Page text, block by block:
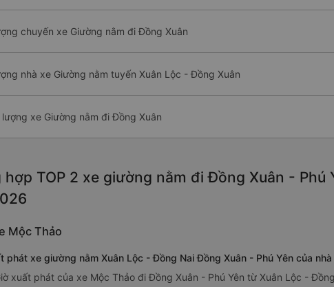
chuyến xe Giường nằm đi Đồng Xuân
nhà xe Giường nằm tuyến Xuân Lộc - Đồng Xuân
lượng xe Giường nằm đi Đồng Xuân
hợp TOP 2 xe giường nằm đi Đồng Xuân -
Mộc Thảo
phát xe giường nằm Xuân Lộc - Đồng Nai Đồng Xuân - Phú Yên của
xuất phát của xe Mộc Thảo đi Đồng Xuân - Phú Yên từ Xuân Lộc -